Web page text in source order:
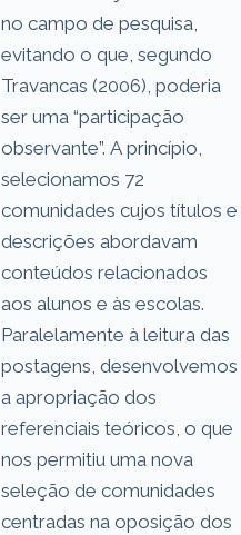
no campo de pesquisa,
evitando o que, segundo
Travancas (2006), poderia
ser uma “participação
observante”. A princípio,
selecionamos 72
comunidades cujos títulos e
descrições abordavam
conteúdos relacionados
aos alunos e às escolas.
Paralelamente à leitura das
postagens, desenvolvemos
a apropriação dos
referenciais teóricos, o que
nos permitiu uma nova
seleção de comunidades
centradas na oposição dos